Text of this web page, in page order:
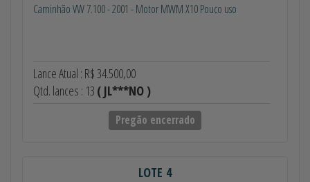
Caminhão VW 7.100 - 2001 - Motor MWM X10 Pouco uso
Lance Atual : R$ 34.500,00
Qtd. lances : 13 ( JL***NO )
Pregão encerrado
LOTE 4